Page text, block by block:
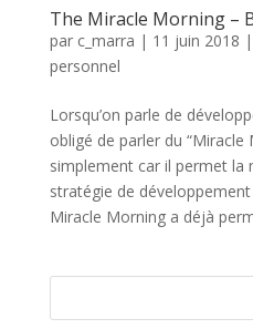
The Miracle Morning –
par c_marra | 11 juin 2018 |
personnel
Lorsqu’on parle de
obligé de parler du
simplement car il permet la
stratégie de
Miracle Morning a déjà